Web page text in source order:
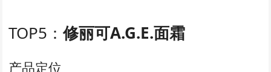
TOP5：修丽可A.G.E.面霜
产品定位